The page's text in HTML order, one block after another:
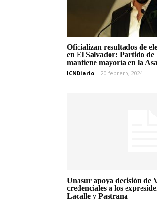
Oficializan resultados de
en El Salvador: Partido de
mantiene mayoría en la
ICNDiario - 20 febrero, 2024
Unasur apoya decisión de
credenciales a los
Lacalle y Pastrana